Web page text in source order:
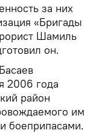
за них
«Бригады
Шамиль
он.
2006 года
район
им
боеприпасами.